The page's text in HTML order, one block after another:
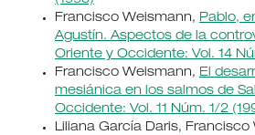
Francisco Weismann, Pablo,
Agustín. Aspectos de la
Oriente y Occidente: Vol. 14
Francisco Weismann, El
mesiánica en los salmos de
Occidente: Vol. 11 Núm. 1/2
Liliana García Daris, Francisco